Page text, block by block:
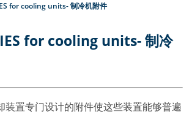
for cooling units- 制冷机附件
for cooling units- 制冷
装置专门设计的附件使这些装置能够普遍